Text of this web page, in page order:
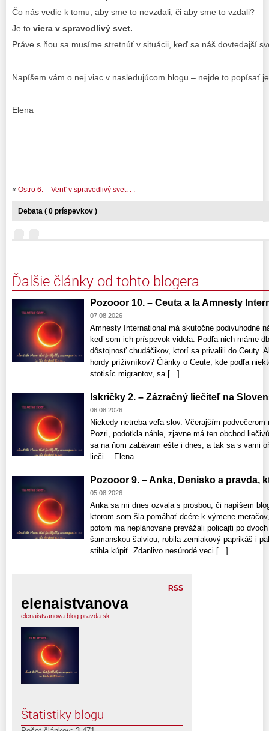
Čo nás vedie k tomu, aby sme to nevzdali, či aby sme to vzdali?
Je to viera v spravodlivý svet.
Práve s ňou sa musíme stretnúť v situácii, keď sa náš dovtedajší
Napíšem vám o nej viac v nasledujúcom blogu – nejde to popísať
Elena
« Ostro 6. – Veriť v spravodlivý svet. . .
Debata ( 0 príspevkov )
Ďalšie články od tohto blogera
Pozooor 10. – Ceuta a la Amnesty
07.08.2026
Amnesty International má skutočne podivuhodné
keď som ich príspevok videla. Podľa nich máme
dôstojnosť chudáčikov, ktorí sa privalili do Ceuty.
hordy príživníkov? Články o Ceute, kde podľa
stotisíc migrantov, sa [...]
Iskričky 2. – Zázračný liečiteľ na
06.08.2026
Niekedy netreba veľa slov. Včerajším
Pozri, podotkla náhle, zjavne má ten obchod
sa na ňom zabávam ešte i dnes, a tak sa s vami
lieči… Elena
Pozooor 9. – Anka, Denisko a pravda,
05.08.2026
Anka sa mi dnes ozvala s prosbou, či napíšem
ktorom som šla pomáhať dcére k výmene
potom ma neplánovane prevážali policajti po
šamanskou šalviou, robila zemiakový paprikáš i
stihla kúpiť. Zdanlivo nesúrodé veci [...]
RSS
elenaistvanova
elenaistvanova.blog.pravda.sk
Štatistiky blogu